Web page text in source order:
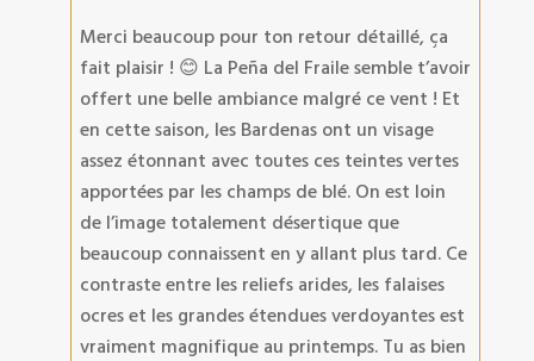
Merci beaucoup pour ton retour détaillé, ça
fait plaisir ! 😊 La Peña del Fraile semble t’avoir
offert une belle ambiance malgré ce vent ! Et
en cette saison, les Bardenas ont un visage
assez étonnant avec toutes ces teintes vertes
apportées par les champs de blé. On est loin
de l’image totalement désertique que
beaucoup connaissent en y allant plus tard. Ce
contraste entre les reliefs arides, les falaises
ocres et les grandes étendues verdoyantes est
vraiment magnifique au printemps. Tu as bien